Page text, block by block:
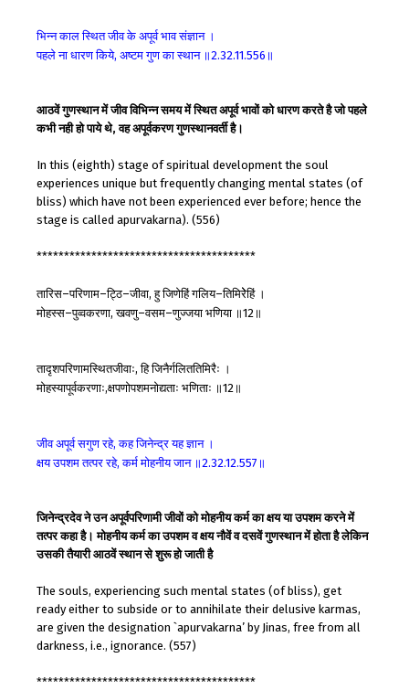
भिन्नकालस्थितजीवकेअपूर्वभावसंज्ञान ।
पहलेनाधारणकिये, अष्टमगुणकास्थान ॥2.32.11.556 ॥
आठवें गुणस्थान में जीव विभिन्न समय में स्थित अपूर्व भावों को धारण करते है जो पहले
कभी नही हो पाये थे, वह अपूर्वकरण गुणस्थानवर्ती है।
In this (eighth) stage of spiritual development the soul
experiences unique but frequently changing mental states (of
bliss) which have not been experienced ever before; hence the
stage is called apurvakarna). (556)
****************************************
तारिस–परिणाम–ट्ठि–जीवा,हुजिणेहिंगलिय–तिमिरेेहिं ।
मोहस्स–पुव्वकरणा,खवणु–वसम–णुज्जयाभणिया ॥12 ॥
तादृशपरिणामस्थितजीवाः,हिजिनैर्गलिततिमिरैः ।
मोहस्यापूर्वकरणाः,क्षपणोपशमनोद्यताः भणिताः ॥12 ॥
जीवअपूर्वसगुणरहे,कहजिनेन्द्रयहज्ञान ।
क्षयउपशमतत्पररहे,कर्ममोहनीयजान ॥2.32.12.557 ॥
जिनेन्द्रदेव ने उन अपूर्वपरिणामी जीवों को मोहनीय कर्म का क्षय या उपशम करने में
तत्पर कहा है। मोहनीय कर्म का उपशम व क्षय नौवें व दसवें गुणस्थान में होता है लेकिन
उसकी तैयारी आठवें स्थान से शुरू हो जाती है
The souls, experiencing such mental states (of bliss), get
ready either to subside or to annihilate their delusive karmas,
are given the designation `apurvakarna’ by Jinas, free from all
darkness, i.e., ignorance. (557)
****************************************